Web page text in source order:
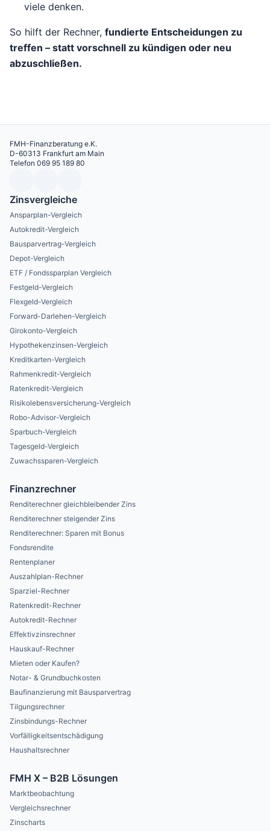
viele denken.
So hilft der Rechner, fundierte Entscheidungen zu
treffen – statt vorschnell zu kündigen oder neu
abzuschließen.
FMH-Finanzberatung e.K.
D-60313 Frankfurt am Main
Telefon 069 95 189 80
Zinsvergleiche
Ansparplan-Vergleich
Autokredit-Vergleich
Bausparvertrag-Vergleich
Depot-Vergleich
ETF / Fondssparplan Vergleich
Festgeld-Vergleich
Flexgeld-Vergleich
Forward-Darlehen-Vergleich
Girokonto-Vergleich
Hypothekenzinsen-Vergleich
Kreditkarten-Vergleich
Rahmenkredit-Vergleich
Ratenkredit-Vergleich
Risikolebensversicherung-Vergleich
Robo-Advisor-Vergleich
Sparbuch-Vergleich
Tagesgeld-Vergleich
Zuwachssparen-Vergleich
Finanzrechner
Renditerechner gleichbleibender Zins
Renditerechner steigender Zins
Renditerechner: Sparen mit Bonus
Fondsrendite
Rentenplaner
Auszahlplan-Rechner
Sparziel-Rechner
Ratenkredit-Rechner
Autokredit-Rechner
Effektivzinsrechner
Hauskauf-Rechner
Mieten oder Kaufen?
Notar- & Grundbuchkosten
Baufinanzierung mit Bausparvertrag
Tilgungsrechner
Zinsbindungs-Rechner
Vorfälligkeitsentschädigung
Haushaltsrechner
FMH X – B2B Lösungen
Marktbeobachtung
Vergleichsrechner
Zinscharts